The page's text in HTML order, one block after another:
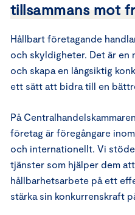
tillsammans mot
Hållbart företagande
och skyldigheter. Det är en
och skapa en långsiktig
ett sätt att bidra till en
På
företag är föregångare
och internationellt. Vi
tjänster som hjälper dem
hållbarhetsarbete på ett
stärka sin konkurrenskraft